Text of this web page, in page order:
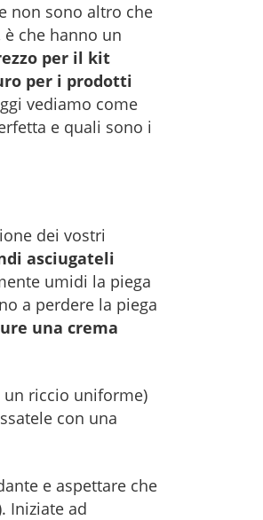
non sono altro che
che hanno un
per il kit
per i prodotti
vediamo come
e quali sono i
dei vostri
asciugateli
umidi la piega
a perdere la piega
una crema
un riccio uniforme)
con una
e aspettare che
Iniziate ad